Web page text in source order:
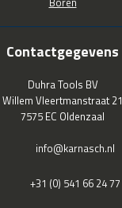
Contactgegevens
Duhra Tools BV
Willem Vleertmanstraat 21
7575 EC Oldenzaal
info@karnasch.nl
+31 (0) 541 66 24 77